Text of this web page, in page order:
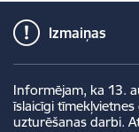
Izmaiņas
Informējam, ka 13.
īslaicīgi
uzturēšanas darbi.